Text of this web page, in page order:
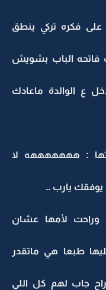
على فكره تركي ينطق
فاتحه الباب بشويش
ع الوالدة ماعادك
: هههههههه لا
يوفقك يارب ..
وراحت لأمها عشان
طبعا هي ماتقدر
جاب لهم كل اللي